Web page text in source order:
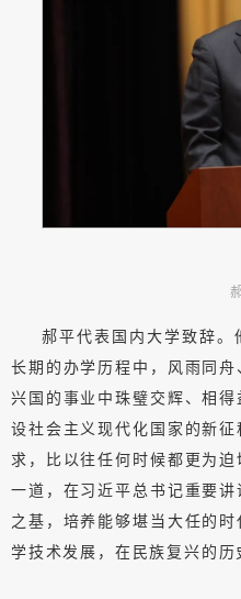
郝平代表国内大学致辞。
长期的办学历程中，风雨同
兴国的事业中珠璧交辉、相
设社会主义现代化国家的新
求，比以往任何时候都更为
一道，在习近平总书记重要
之基，培养能够堪当大任的
学技术发展，在民族复兴的历